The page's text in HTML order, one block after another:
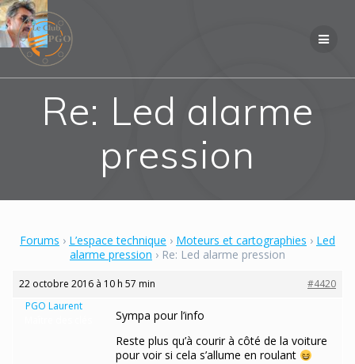
Re: Led alarme
pression
Forums › L’espace technique › Moteurs et cartographies › Led
alarme pression › Re: Led alarme pression
22 octobre 2016 à 10 h 57 min
#4420
PGO Laurent
Sympa pour l’info
Reste plus qu’à courir à côté de la voiture
pour voir si cela s’allume en roulant